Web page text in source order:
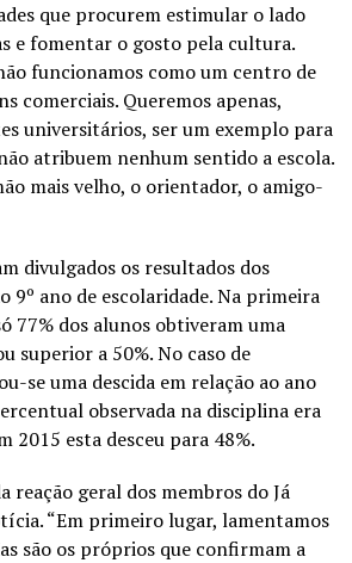
que procurem estimular o lado
e fomentar o gosto pela cultura.
funcionamos como um centro de
comerciais. Queremos apenas,
universitários, ser um exemplo para
atribuem nenhum sentido a escola.
mais velho, o orientador, o amigo-
divulgados os resultados dos
9º ano de escolaridade. Na primeira
77% dos alunos obtiveram uma
superior a 50%. No caso de
se uma descida em relação ao ano
observada na disciplina era
2015 esta desceu para 48%.
reação geral dos membros do Já
“Em primeiro lugar, lamentamos
são os próprios que confirmam a